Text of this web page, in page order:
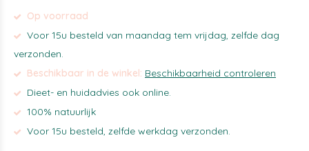
Op voorraad
Voor 15u besteld van maandag tem vrijdag, zelfde dag
verzonden.
Beschikbaar in de winkel: Beschikbaarheid controleren
Dieet- en huidadvies ook online.
100% natuurlijk
Voor 15u besteld, zelfde werkdag verzonden.